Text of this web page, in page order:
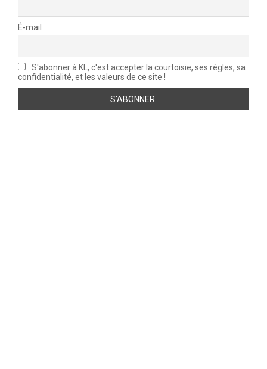
É-mail
S'abonner à KL, c'est accepter la courtoisie, ses règles, sa
confidentialité, et les valeurs de ce site !